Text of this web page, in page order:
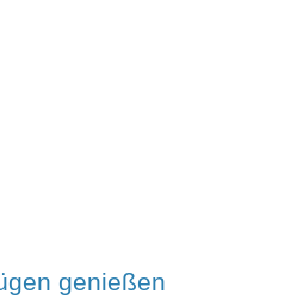
genießen